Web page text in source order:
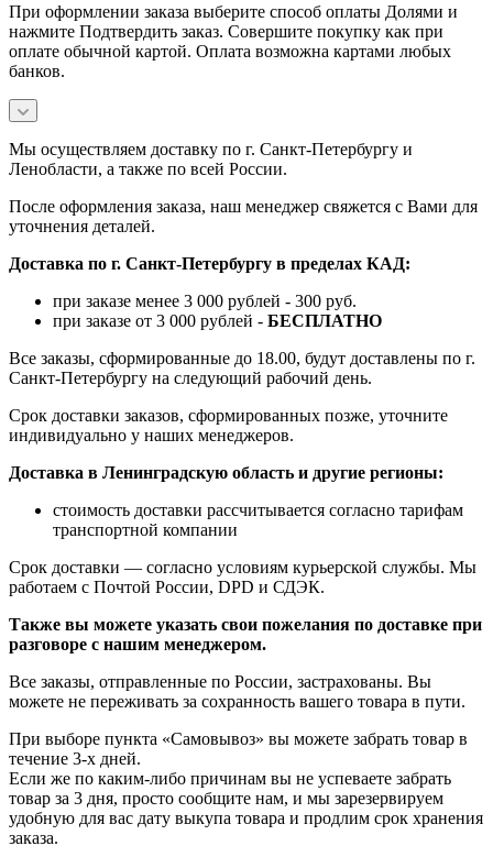
При оформлении заказа выберите способ оплаты Долями и
нажмите Подтвердить заказ. Совершите покупку как при
оплате обычной картой. Оплата возможна картами любых
банков.
Мы осуществляем доставку по г. Санкт-Петербургу и
Ленобласти, а также по всей России.
После оформления заказа, наш менеджер свяжется с Вами для
уточнения деталей.
Доставка по г. Санкт-Петербургу в пределах КАД:
при заказе менее 3 000 рублей - 300 руб.
при заказе от 3 000 рублей - БЕСПЛАТНО
Все заказы, сформированные до 18.00, будут доставлены по г.
Санкт-Петербургу на следующий рабочий день.
Срок доставки заказов, сформированных позже, уточните
индивидуально у наших менеджеров.
Доставка в Ленинградскую область и другие регионы:
стоимость доставки рассчитывается согласно тарифам
транспортной компании
Срок доставки — согласно условиям курьерской службы. Мы
работаем с Почтой России, DPD и СДЭК.
Также вы можете указать свои пожелания по доставке при
разговоре с нашим менеджером.
Все заказы, отправленные по России, застрахованы. Вы
можете не переживать за сохранность вашего товара в пути.
При выборе пункта «Самовывоз» вы можете забрать товар в
течение 3-х дней.
Если же по каким-либо причинам вы не успеваете забрать
товар за 3 дня, просто сообщите нам, и мы зарезервируем
удобную для вас дату выкупа товара и продлим срок хранения
заказа.